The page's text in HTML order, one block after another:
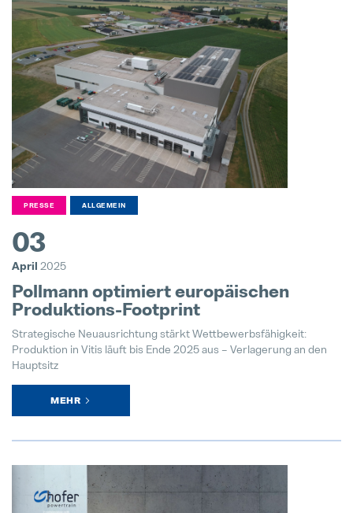
PRESSE ALLGEMEIN
03
April 2025
Pollmann optimiert europäischen
Produktions-Footprint
Strategische Neuausrichtung stärkt Wettbewerbsfähigkeit:
Produktion in Vitis läuft bis Ende 2025 aus – Verlagerung an den
Hauptsitz
MEHR